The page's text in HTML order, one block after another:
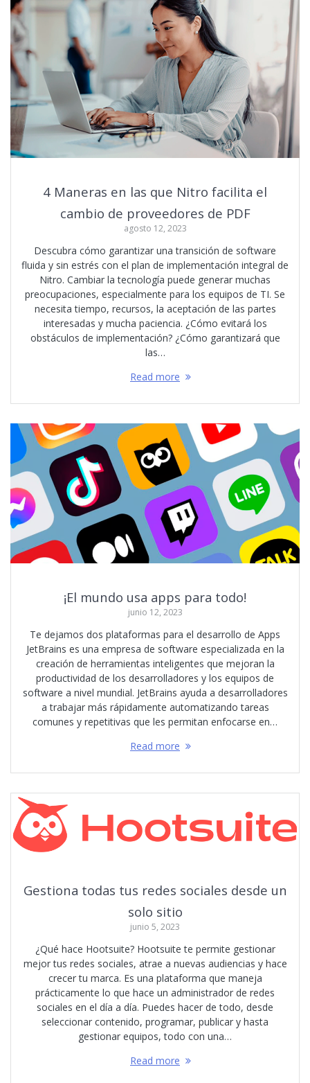
4 Maneras en las que Nitro facilita el
cambio de proveedores de PDF
agosto 12, 2023
Descubra cómo garantizar una transición de software
fluida y sin estrés con el plan de implementación integral de
Nitro. Cambiar la tecnología puede generar muchas
preocupaciones, especialmente para los equipos de TI. Se
necesita tiempo, recursos, la aceptación de las partes
interesadas y mucha paciencia. ¿Cómo evitará los
obstáculos de implementación? ¿Cómo garantizará que
las…
Read more
¡El mundo usa apps para todo!
junio 12, 2023
Te dejamos dos plataformas para el desarrollo de Apps
JetBrains es una empresa de software especializada en la
creación de herramientas inteligentes que mejoran la
productividad de los desarrolladores y los equipos de
software a nivel mundial. JetBrains ayuda a desarrolladores
a trabajar más rápidamente automatizando tareas
comunes y repetitivas que les permitan enfocarse en…
Read more
Gestiona todas tus redes sociales desde un
solo sitio
junio 5, 2023
¿Qué hace Hootsuite? Hootsuite te permite gestionar
mejor tus redes sociales, atrae a nuevas audiencias y hace
crecer tu marca. Es una plataforma que maneja
prácticamente lo que hace un administrador de redes
sociales en el día a día. Puedes hacer de todo, desde
seleccionar contenido, programar, publicar y hasta
gestionar equipos, todo con una…
Read more